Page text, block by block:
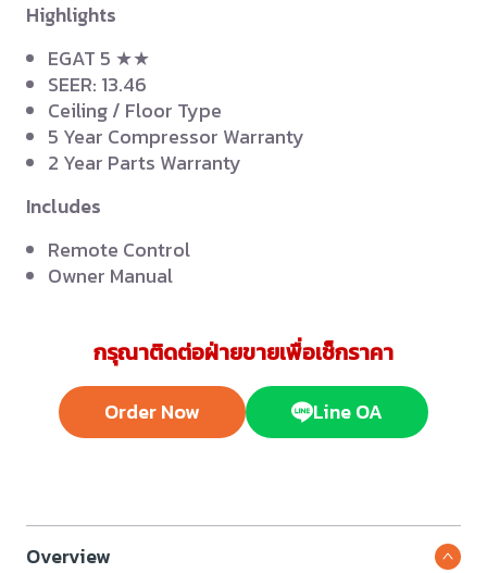
Highlights
EGAT 5 ★★
SEER: 13.46
Ceiling / Floor Type
5 Year Compressor Warranty
2 Year Parts Warranty
Includes
Remote Control
Owner Manual
กรุณาติดต่อฝ่ายขายเพื่อเช็กราคา
Order Now Line OA
Overview